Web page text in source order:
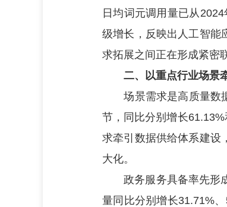
日均词元调用量已从
级增长，反映出人工智能
求拓展之间正在形成紧密
二、以重点行业场景牵
场景需求是高质量数据
节，同比分别增长
求牵引数据供给体系建设
大化。
政务服务具备率先形成
量同比分别增长31.71%